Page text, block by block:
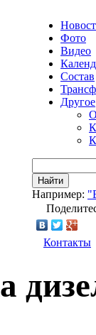
Фото
Видео
Состав
Другое
Найти
Например:
Контакты